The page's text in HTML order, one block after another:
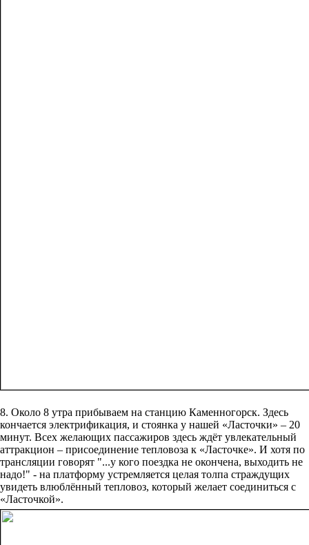
8. Около 8 утра прибываем на станцию Каменногорск. Здесь
кончается электрификация, и стоянка у нашей «Ласточки» – 20
минут. Всех желающих пассажиров здесь ждёт увлекательный
аттракцион – присоединение тепловоза к «Ласточке». И хотя по
трансляции говорят "...у кого поездка не окончена, выходить не
надо!" - на платформу устремляется целая толпа страждущих
увидеть влюблённый тепловоз, который желает соединиться с
«Ласточкой».